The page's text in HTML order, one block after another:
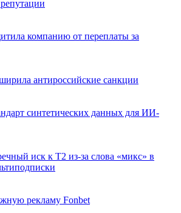
компанию от переплаты за
антироссийские санкции
синтетических данных для ИИ-
иск к Т2 из-за слова «микс» в
рекламу Fonbet